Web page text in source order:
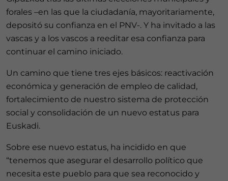
forales –en las que la ciudadanía, mayoritariamente,
depositó su confianza en el PNV-. Y ha invitado a las
vascas y a los vascos a reeditar esa confianza para
continuar el camino iniciado.
Un camino que tiene tres ejes básicos: reactivación
económica y generación de empleo de calidad,
fortalecimiento de nuestro sistema de protección
social y consolidación de un nuevo estatus para
Euskadi.
Sobre ese nuevo estatus, ha incidido en que
“tenemos que asegurar el desarrollo político que
necesita este pueblo para que sea reconocido y